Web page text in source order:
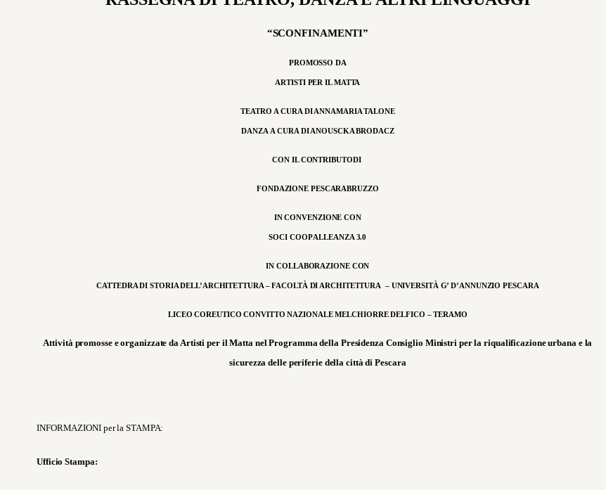
“SCONFINAMENTI”
PROMOSSO DA
ARTISTI PER IL MATTA
TEATRO A CURA DI ANNAMARIA TALONE
DANZA A CURA DI ANOUSCKA BRODACZ
CON ILCONTRIBUTODI
FONDAZIONE PESCARABRUZZO
IN CONVENZIONE CON
SOCI COOP ALLEANZA 3.0
IN COLLABORAZIONE CON
CATTEDRA DI STORIA DELL’ARCHITETTURA – FACOLTÀ DI ARCHITETTURA – UNIVERSITÀ G’ D’ANNUNZIO PESCARA
LICEO COREUTICO CONVITTO NAZIONALE MELCHIORRE DELFICO – TERAMO
Attività promosse e organizzate da Artisti per il Matta nel Programma della Presidenza Consiglio Ministri per la riqualificazione urbana e la
sicurezza delle periferie della città di Pescara
INFORMAZIONI per la STAMPA:
Ufficio Stampa: